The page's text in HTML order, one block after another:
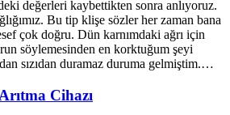
değerleri kaybettikten sonra anlıyoruz.
Bu tip klişe sözler her zaman bana
çok doğru. Dün karnımdaki ağrı için
söylemesinden en korktuğum şeyi
sızıdan duramaz duruma gelmiştim.…
Cihazı